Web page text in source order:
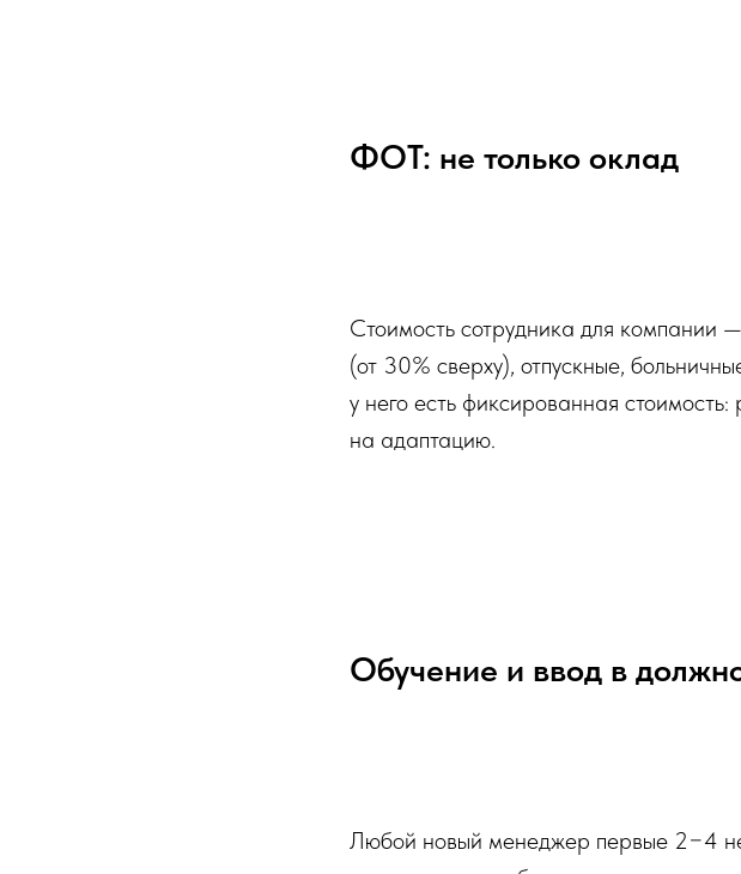
ФОТ: не только оклад
Стоимость сотрудника для компании
(от 30% сверху), отпускные,
у него есть фиксированная
на адаптацию.
Обучение и ввод в
Любой новый менеджер первые 2−4